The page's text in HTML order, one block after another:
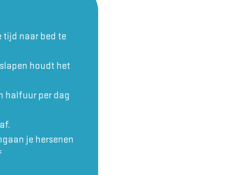
tijd naar bed te
houdt het
halfuur per dag
je hersenen